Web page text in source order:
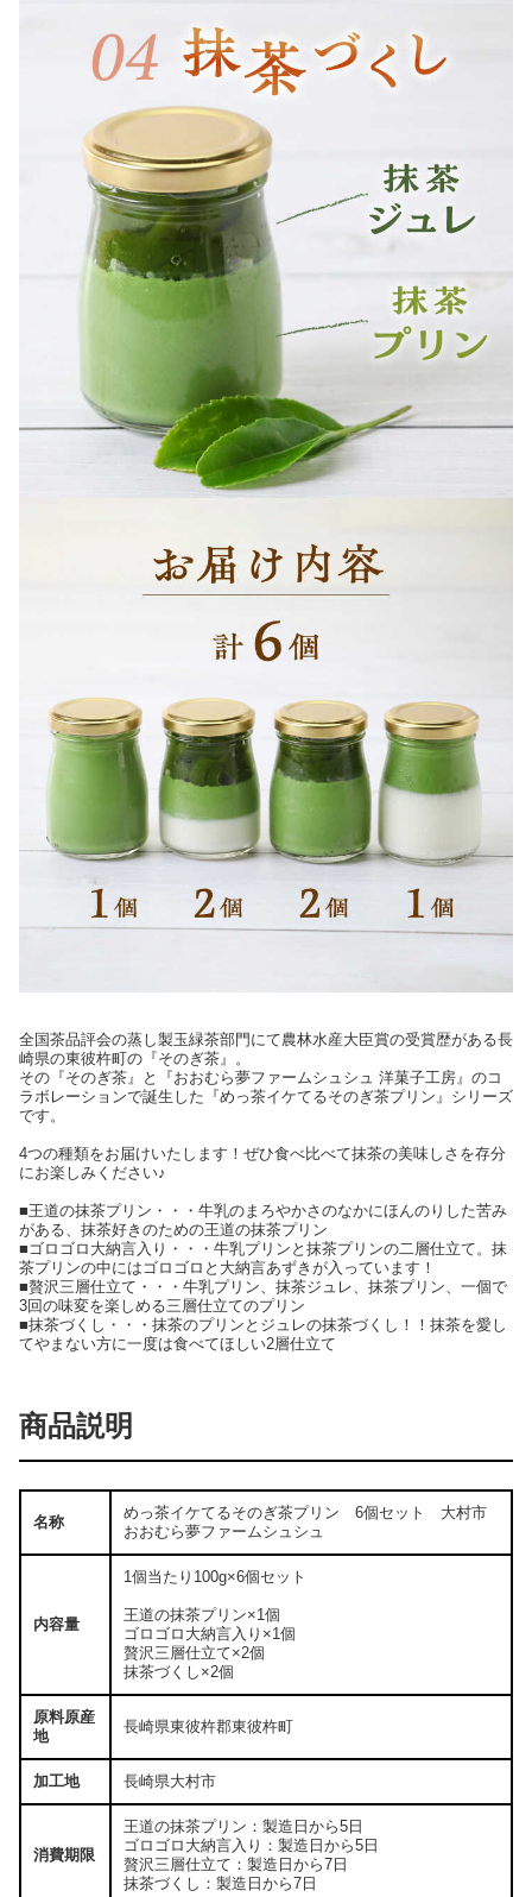
全国茶品評会の蒸し製玉緑茶部門にて農林水産大臣賞の受賞歴がある長
崎県の東彼杵町の『そのぎ茶』。
その『そのぎ茶』と『おおむら夢ファームシュシュ 洋菓子工房』のコ
ラボレーションで誕生した『めっ茶イケてるそのぎ茶プリン』シリーズ
です。
4つの種類をお届けいたします！ぜひ食べ比べて抹茶の美味しさを存分
にお楽しみください♪
■王道の抹茶プリン・・・牛乳のまろやかさのなかにほんのりした苦み
がある、抹茶好きのための王道の抹茶プリン
■ゴロゴロ大納言入り・・・牛乳プリンと抹茶プリンの二層仕立て。抹
茶プリンの中にはゴロゴロと大納言あずきが入っています！
■贅沢三層仕立て・・・牛乳プリン、抹茶ジュレ、抹茶プリン、一個で
3回の味変を楽しめる三層仕立てのプリン
■抹茶づくし・・・抹茶のプリンとジュレの抹茶づくし！！抹茶を愛し
てやまない方に一度は食べてほしい2層仕立て
商品説明
名称
めっ茶イケてるそのぎ茶プリン 6個セット 大村市
おおむら夢ファームシュシュ
内容量
1個当たり100g×6個セット
王道の抹茶プリン×1個
ゴロゴロ大納言入り×1個
贅沢三層仕立て×2個
抹茶づくし×2個
原料原産
地
長崎県東彼杵郡東彼杵町
加工地 長崎県大村市
消費期限
王道の抹茶プリン：製造日から5日
ゴロゴロ大納言入り：製造日から5日
贅沢三層仕立て：製造日から7日
抹茶づくし：製造日から7日